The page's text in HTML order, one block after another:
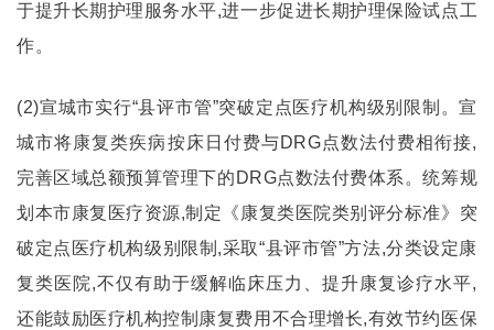
于提升长期护理服务水平,进一步促进长期护理保险试点工
作。
(2)宣城市实行“县评市管”突破定点医疗机构级别限制。宣
城市将康复类疾病按床日付费与DRG点数法付费相衔接,
完善区域总额预算管理下的DRG点数法付费体系。统筹规
划本市康复医疗资源,制定《康复类医院类别评分标准》突
破定点医疗机构级别限制,采取“县评市管”方法,分类设定康
复类医院,不仅有助于缓解临床压力、提升康复诊疗水平,
还能鼓励医疗机构控制康复费用不合理增长,有效节约医保